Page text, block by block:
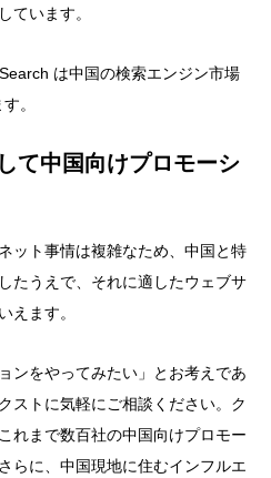
ています。
は中国の検索エンジン市場
。
て中国向けプロモーシ
ット事情は複雑なため、中国と特
たうえで、それに適したウェブサ
えます。
ンをやってみたい」とお考えであ
ストに気軽にご相談ください。ク
れまで数百社の中国向けプロモー
らに、中国現地に住むインフルエ